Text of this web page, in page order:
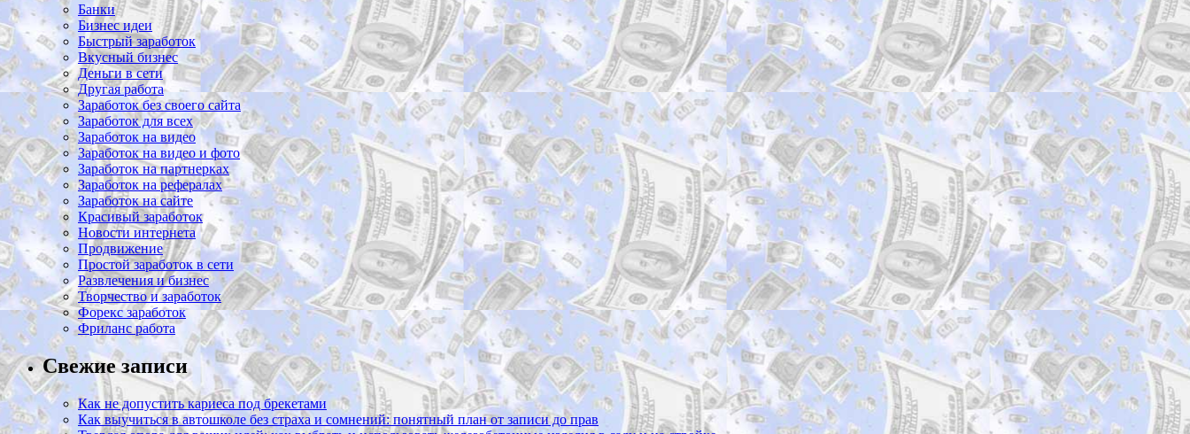
Банки
Бизнес идеи
Быстрый заработок
Вкусный бизнес
Деньги в сети
Другая работа
Заработок без своего сайта
Заработок для всех
Заработок на видео
Заработок на видео и фото
Заработок на партнерках
Заработок на рефералах
Заработок на сайте
Красивый заработок
Новости интернета
Продвижение
Простой заработок в сети
Развлечения и бизнес
Творчество и заработок
Форекс заработок
Фриланс работа
Свежие записи
Как не допустить кариеса под брекетами
Как выучиться в автошколе без страха и сомнений: понятный план от записи до прав